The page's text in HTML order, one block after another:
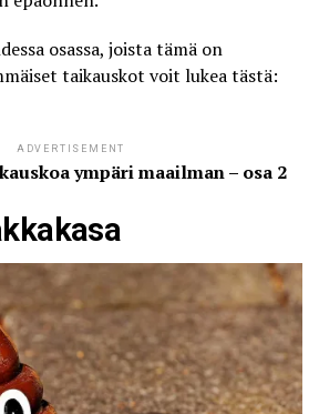
osassa, joista tämä on
taikauskot voit lukea tästä:
ADVERTISEMENT
ympäri maailman – osa 2